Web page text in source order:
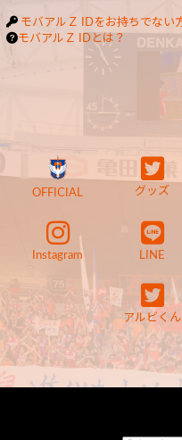
モバアルＺ IDをお持ちでない
モバアルＺ IDとは？
OFFICIAL グッズ
Instagram LINE
アルビくん